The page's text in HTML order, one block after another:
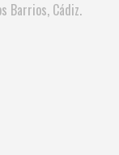
Barrios, Cádiz.